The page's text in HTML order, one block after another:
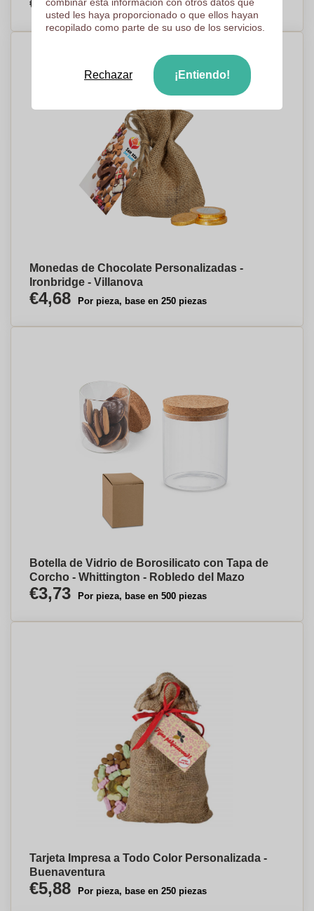
Por pieza, base en 500 piezas
Monedas de Chocolate Personalizadas -
Ironbridge - Villanova
€4,68 Por pieza, base en 250 piezas
Botella de Vidrio de Borosilicato con Tapa de
Corcho - Whittington - Robledo del Mazo
€3,73 Por pieza, base en 500 piezas
Tarjeta Impresa a Todo Color Personalizada -
Buenaventura
€5,88 Por pieza, base en 250 piezas
usted les haya proporcionado o que ellos hayan
recopilado como parte de su uso de los servicios.
Rechazar ¡Entiendo!